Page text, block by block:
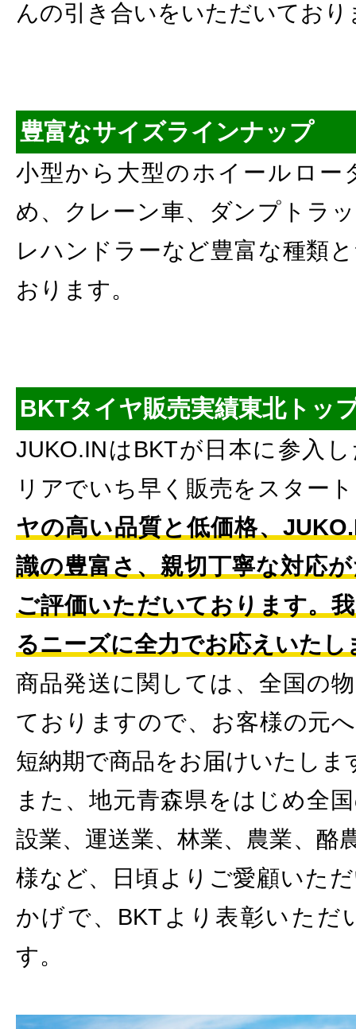
んの引き合いをいただいており
豊富なサイズラインナップ
小型から大型のホイールロー
め、クレーン車、ダンプトラ
レハンドラーなど豊富な種類
おります。
BKTタイヤ販売実績東北トッ
JUKO.INはBKTが日本に参入
リアでいち早く販売をスター
ヤの高い品質と低価格、
識の豊富さ、親切丁寧な対応
ご評価いただいております。
るニーズに全力でお応えいたし
商品発送に関しては、全国の
ておりますので、お客様の元
短納期で商品をお届けいたしま
また、地元青森県をはじめ全
設業、運送業、林業、農業、酪
様など、日頃よりご愛顧いた
かげで、BKTより表彰いただ
す。